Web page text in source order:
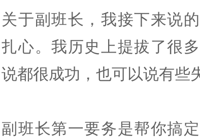
关于副班长，我接下来说
扎心。我历史上提拔了很
说都很成功，也可以说有些
副班长第一要务是帮你搞